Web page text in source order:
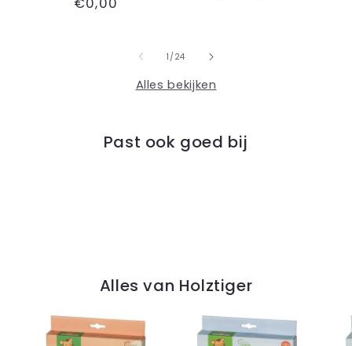
1 /van
24
Alles bekijken
Past ook goed bij
Alles van Holztiger